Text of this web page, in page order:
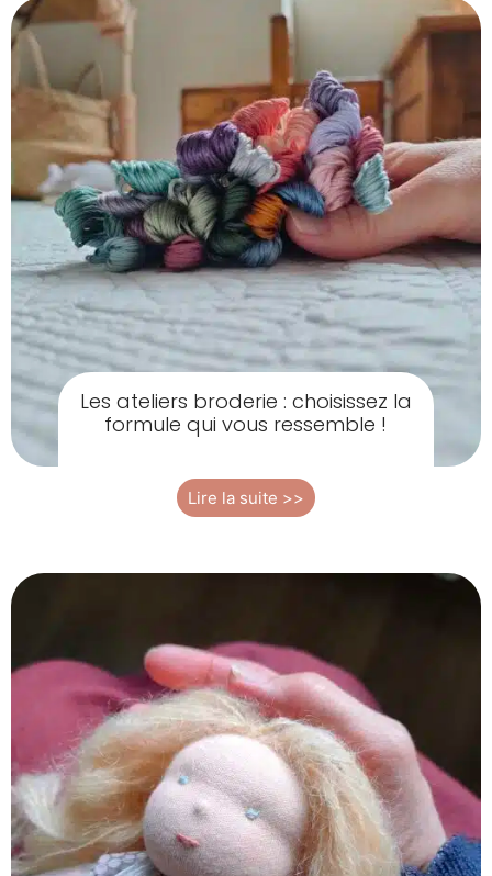
Les ateliers broderie : choisissez la
formule qui vous ressemble !
Lire la suite >>